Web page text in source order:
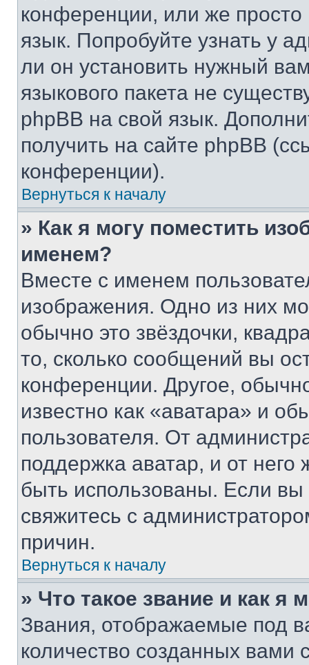
конференции, или же
язык. Попробуйте узнать у
ли он установить нужный
языкового пакета не
phpBB на свой язык.
получить на сайте phpBB
конференции).
Вернуться к началу
» Как я могу поместить
именем?
Вместе с именем
изображения. Одно из них
обычно это звёздочки,
то, сколько сообщений вы
конференции. Другое,
известно как «аватара» и
пользователя. От
поддержка аватар, и от него
быть использованы. Если
свяжитесь с
причин.
Вернуться к началу
» Что такое звание и как я
Звания, отображаемые под
количество созданных